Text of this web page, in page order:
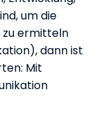
um die
zu ermitteln
dann ist
Mit